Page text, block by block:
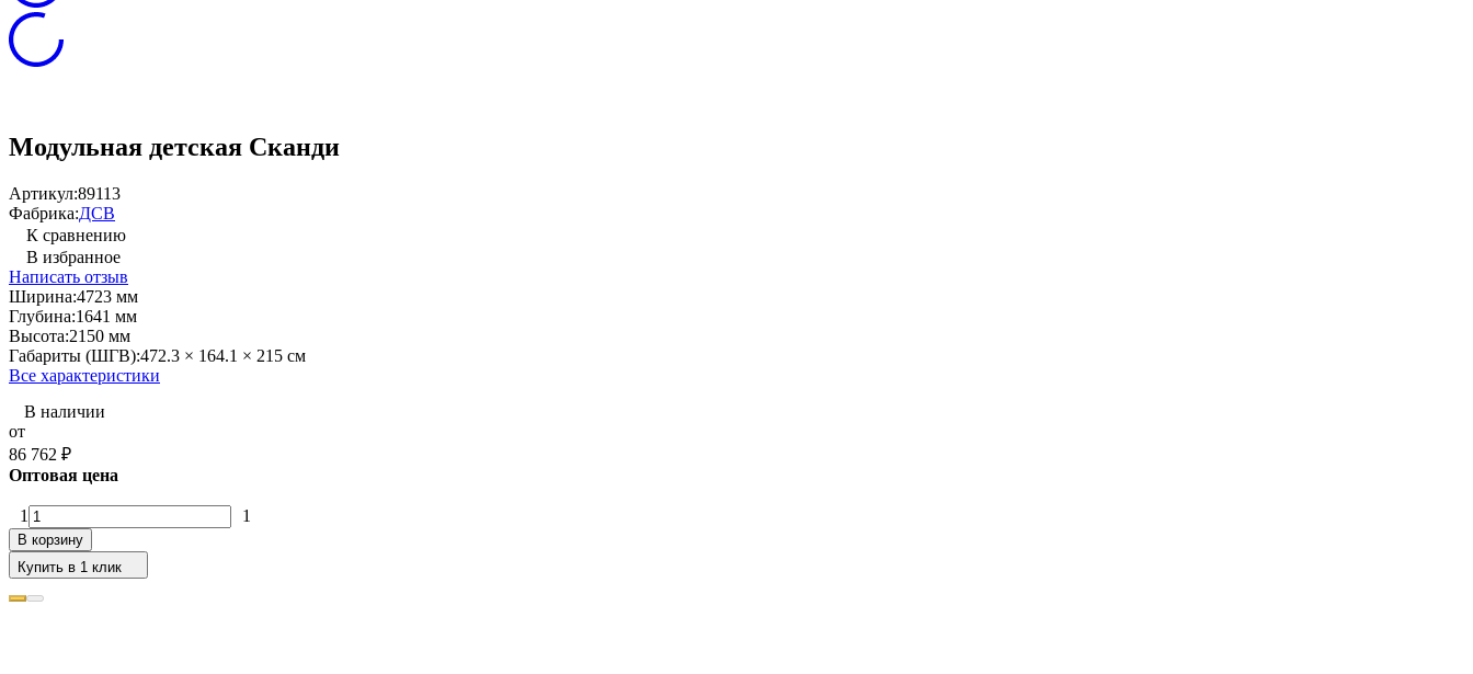
Модульная детская Сканди
Артикул:89113
Фабрика:ДСВ
К сравнению
В избранное
Написать отзыв
Ширина:4723 мм
Глубина:1641 мм
Высота:2150 мм
Габариты (ШГВ):472.3 × 164.1 × 215 см
Все характеристики
В наличии
от
86 762 ₽
Оптовая цена
1 1
В корзину
Купить в 1 клик